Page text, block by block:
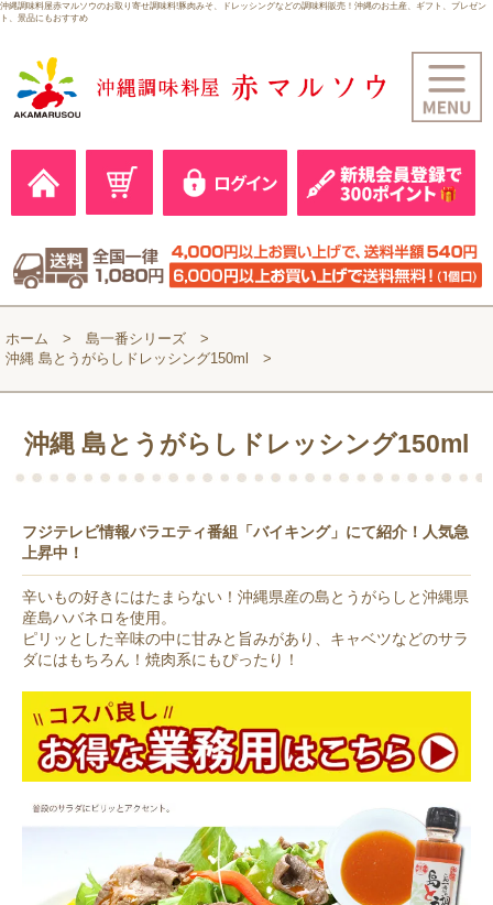
沖縄調味料屋赤マルソウのお取り寄せ調味料!豚肉みそ、ドレッシングなどの調味料販売！沖縄のお土産、ギフト、プレゼン
ト、景品にもおすすめ
ホーム
島一番シリーズ
沖縄 島とうがらしドレッシング150ml
沖縄 島とうがらしドレッシング150ml
フジテレビ情報バラエティ番組「バイキング」にて紹介！人気急
上昇中！
辛いもの好きにはたまらない！沖縄県産の島とうがらしと沖縄県
産島ハバネロを使用。
ピリッとした辛味の中に甘みと旨みがあり、キャベツなどのサラ
ダにはもちろん！焼肉系にもぴったり！